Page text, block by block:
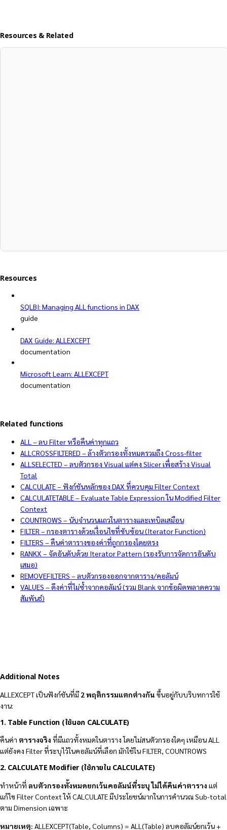
Resources & Related
Resources
SQLBI: Managing ALL functions in DAX
guide
DAX Guide: ALLEXCEPT
documentation
Microsoft Learn: ALLEXCEPT
documentation
Related functions
ALL – ลบ Filter หรือคืนค่าทุกแถว
ALLCROSSFILTERED – ล้างตัวกรองทั้งหมดรวมถึง Cross-filter
ALLSELECTED – ลบตัวกรอง Visual แต่คง Slicer เพื่อสร้าง Visual
Total
CALCULATE – ฟังก์ชันหลักของ DAX ที่ควบคุม Filter Context
CALCULATETABLE – Evaluate Table Expression ใน Modified Filter
Context
COUNTROWS – นับจำนวนแถวในตารางและเทบิลเสมือน
FILTER – กรองตารางด้วยเงื่อนไขที่ซับซ้อน (Iterator Function)
FILTERS – คืนค่าตารางของค่าที่ถูกกรองโดยตรง
RANKX – จัดอันดับด้วย Iterator Pattern (รองรับการจัดการอันดับ
เสมอ)
REMOVEFILTERS – ลบตัวกรองออกจากตาราง/คอลัมน์
VALUES – ดึงค่าที่ไม่ซ้ำจากคอลัมน์ (รวม Blank จากข้อผิดพลาดความ
สัมพันธ์)
Additional Notes
ALLEXCEPT เป็นฟังก์ชันที่มี 2 พฤติกรรมแตกต่างกัน ขึ้นอยู่กับบริบทการใช้
งาน:
1. Table Function (ใช้นอก CALCULATE)
คืนค่า ตารางจริง ที่มีแถวทั้งหมดในตาราง โดยไม่สนตัวกรองใดๆ เหมือน ALL
แต่ยังคง Filter ที่ระบุไว้ในคอลัมน์ที่เลือก มักใช้ใน FILTER, COUNTROWS
2. CALCULATE Modifier (ใช้ภายใน CALCULATE)
ทำหน้าที่ ลบตัวกรองทั้งหมดยกเว้นคอลัมน์ที่ระบุ ไม่ได้คืนค่าตาราง แต่
แก้ไข Filter Context ให้ CALCULATE มีประโยชน์มากในการคำนวณ Sub-total
ตาม Dimension เฉพาะ
หมายเหตุ: ALLEXCEPT(Table, Columns) = ALL(Table) ลบคอลัมน์ยกเว้น +